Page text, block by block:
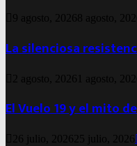
9 agosto, 20268 agosto,
La silenciosa
2 agosto, 2026 1 agosto,
El Vuelo 19 y el mito
26 julio, 2026 25 julio, 2026